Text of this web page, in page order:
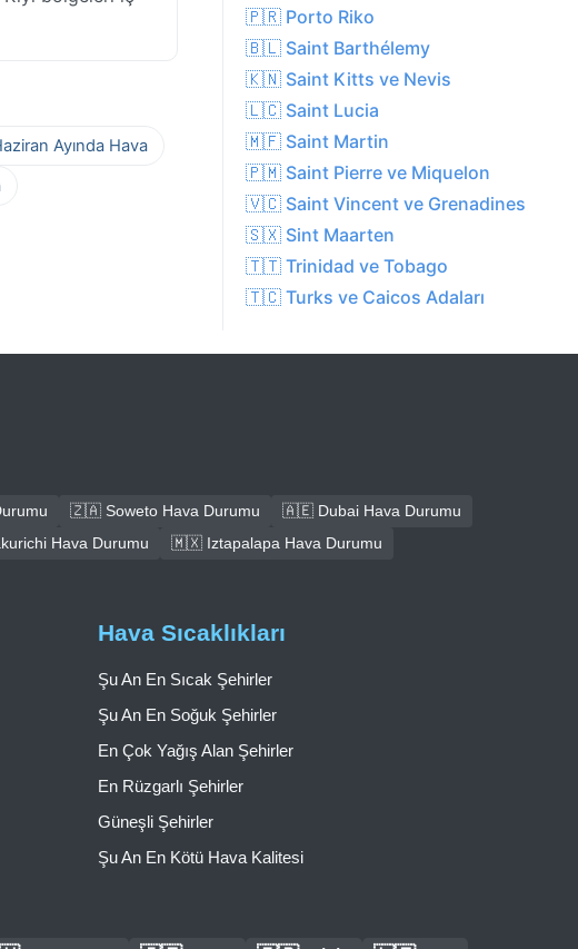
Ayında Hava
🇵🇷 Porto Riko
🇧🇱 Saint Barthélemy
🇰🇳 Saint Kitts ve Nevis
🇱🇨 Saint Lucia
🇲🇫 Saint Martin
🇵🇲 Saint Pierre ve Miquelon
🇻🇨 Saint Vincent ve Grenadines
🇸🇽 Sint Maarten
🇹🇹 Trinidad ve Tobago
🇹🇨 Turks ve Caicos Adaları
🇿🇦 Soweto Hava Durumu
🇦🇪 Dubai Hava Durumu
Hava Durumu
🇲🇽 Iztapalapa Hava Durumu
Hava Sıcaklıkları
Şu An En Sıcak Şehirler
Şu An En Soğuk Şehirler
En Çok Yağış Alan Şehirler
En Rüzgarlı Şehirler
Güneşli Şehirler
Şu An En Kötü Hava Kalitesi